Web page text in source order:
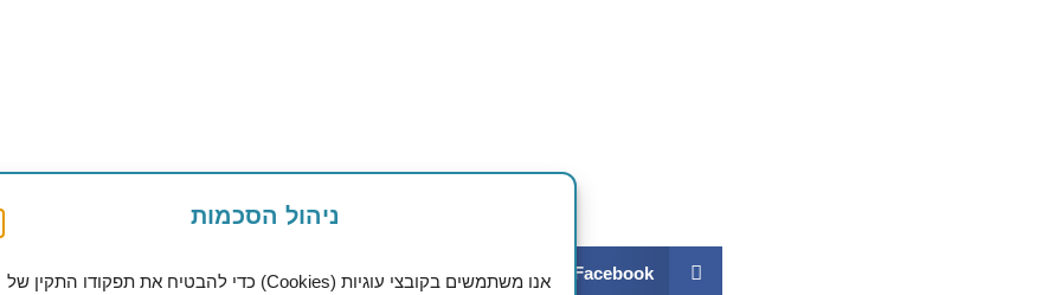
ניהול הסכמות
אנו משתמשים בקובצי עוגיות (Cookies) כדי להבטיח את תפקודו התקין של
שיתוף ב:
Facebook
Twitter דוא"ל WhatsApp